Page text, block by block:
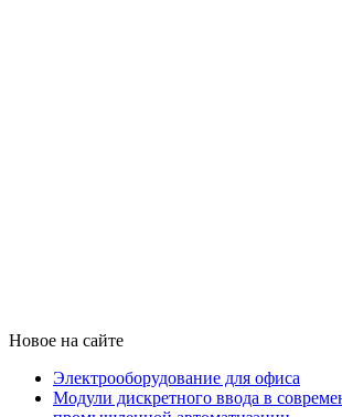
Новое на сайте
Электрооборудование для офиса
Модули дискретного ввода в